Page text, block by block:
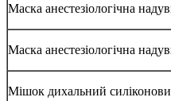
Маска анестезіологічна
Маска анестезіологічна
Мішок дихальний